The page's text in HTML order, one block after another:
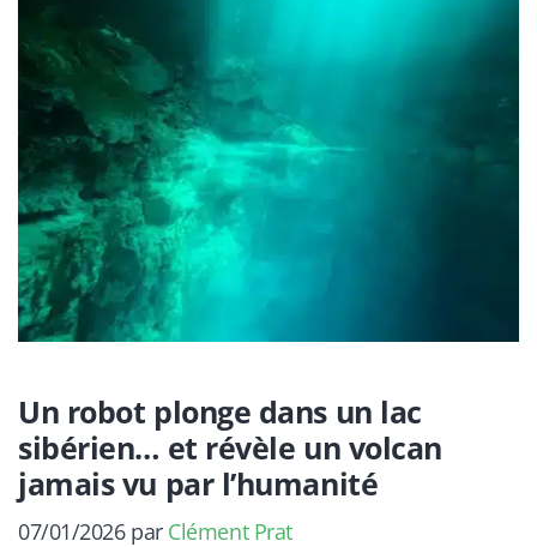
Un robot plonge dans un lac
sibérien… et révèle un volcan
jamais vu par l’humanité
07/01/2026 par Clément Prat